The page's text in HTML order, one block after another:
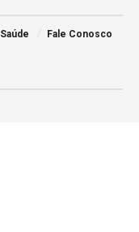
Saúde Fale Conosco